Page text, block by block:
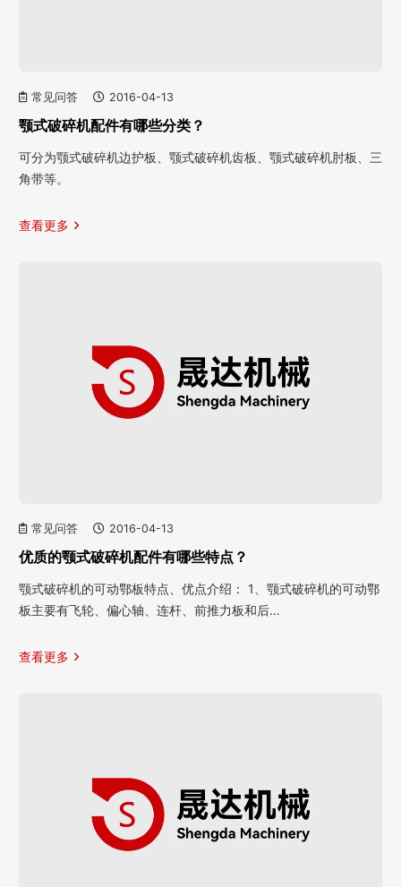
常见问答 2016-04-13
颚式破碎机配件有哪些分类？
可分为颚式破碎机边护板、颚式破碎机齿板、颚式破碎机肘板、三
角带等。
查看更多
常见问答 2016-04-13
优质的颚式破碎机配件有哪些特点？
颚式破碎机的可动鄂板特点、优点介绍： 1、颚式破碎机的可动鄂
板主要有飞轮、偏心轴、连杆、前推力板和后…
查看更多